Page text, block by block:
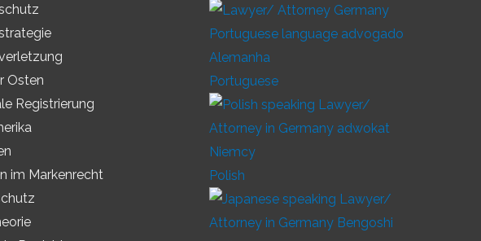
Osten
Registrierung
im Markenrecht
Portuguese
Polish